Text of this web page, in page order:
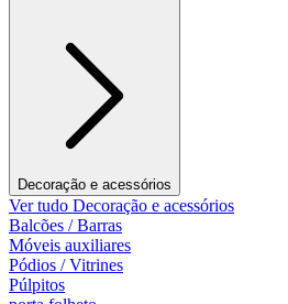
Decoração e acessórios
Ver tudo Decoração e acessórios
Balcões / Barras
Móveis auxiliares
Pódios / Vitrines
Púlpitos